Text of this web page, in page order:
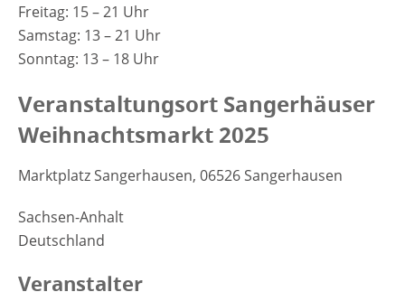
Freitag: 15 – 21 Uhr
Samstag: 13 – 21 Uhr
Sonntag: 13 – 18 Uhr
Veranstaltungsort Sangerhäuser
Weihnachtsmarkt 2025
Marktplatz Sangerhausen, 06526 Sangerhausen
Sachsen-Anhalt
Deutschland
Veranstalter